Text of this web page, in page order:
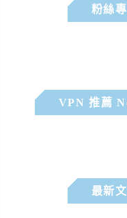
粉絲
VPN 推薦
最新